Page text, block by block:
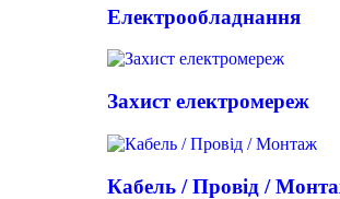
Електрообладнання
Захист електромереж
Кабель / Провід /